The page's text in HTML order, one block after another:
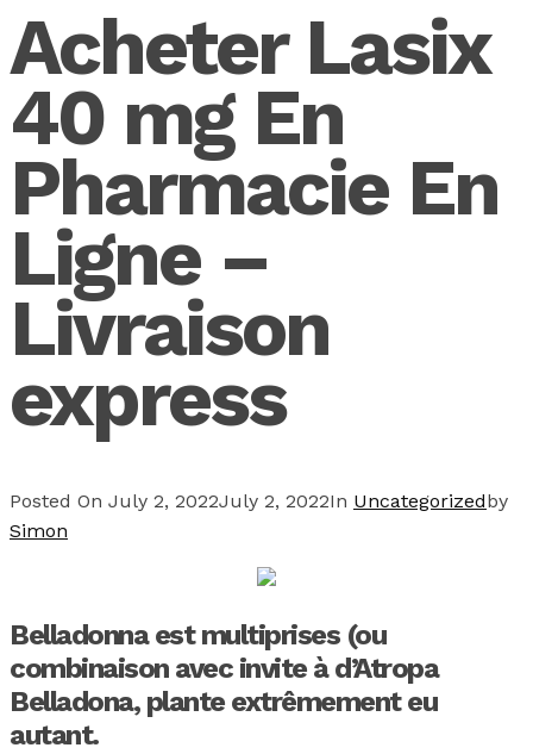
Acheter Lasix
40 mg En
Pharmacie En
Ligne –
Livraison
express
Posted On July 2, 2022July 2, 2022In Uncategorizedby
Simon
Belladonna est multiprises (ou
combinaison avec invite à d’Atropa
Belladona, plante extrêmement eu
autant.